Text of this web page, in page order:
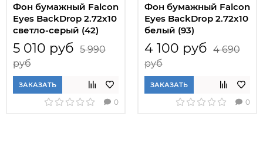
Фон бумажный Falcon
Eyes BackDrop 2.72x10
светло-серый (42)
5 010 руб 5 990
руб
ЗАКАЗАТЬ
0
Фон бумажный Falcon
Eyes BackDrop 2.72x10
белый (93)
4 100 руб 4 690
руб
ЗАКАЗАТЬ
0